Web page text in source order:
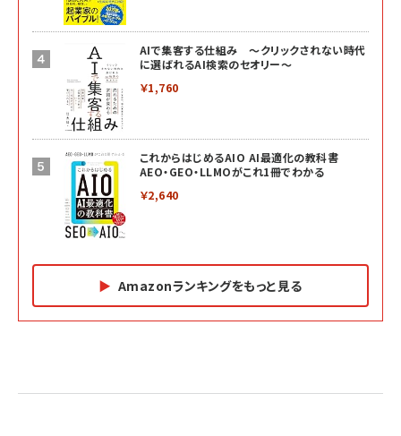
AIで集客する仕組み ～クリックされない時代
に選ばれるAI検索のセオリー～
￥1,760
これからはじめるAIO AI最適化の教科書
AEO・GEO・LLMOがこれ1冊でわかる
￥2,640
Amazonランキングをもっと見る
2億円を売り上げたプロが教える note×AI 最強の
anan(アンアン)2026/07/01号 No.2501[魅せる
ベインキャピタル 企業価値向上力の秘密